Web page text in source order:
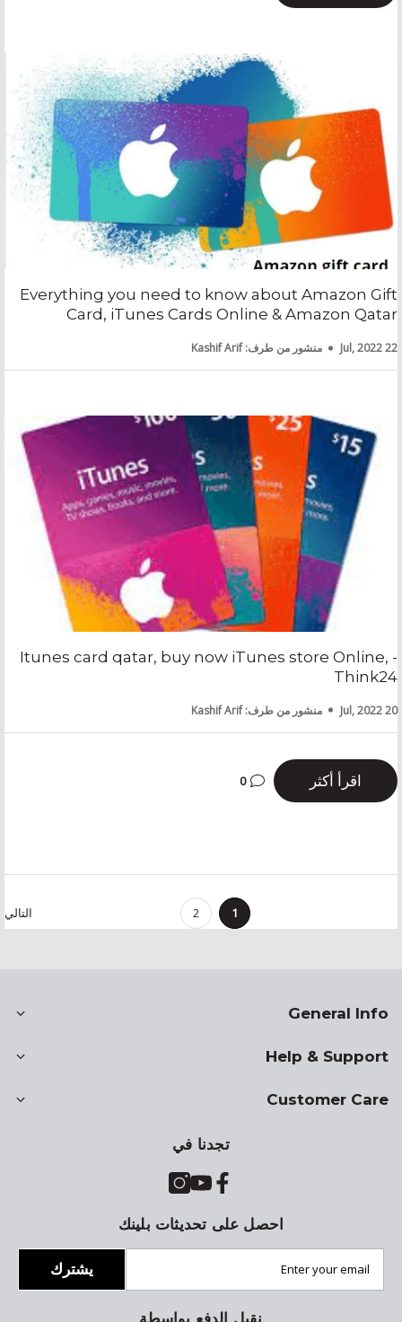
Everything you need to know about Amazon Gift
Card, iTunes Cards Online & Amazon Qatar
22 Jul, 2022 منشور من طرف: Kashif Arif
Itunes card qatar, buy now iTunes store Online, -
Think24
20 Jul, 2022 منشور من طرف: Kashif Arif
اقرأ أكثر 0
1
2 التالي
General Info
Help & Support
Customer Care
تجدنا في
احصل على تحديثات بلينك
يشترك
نقبل الدفع بواسطة